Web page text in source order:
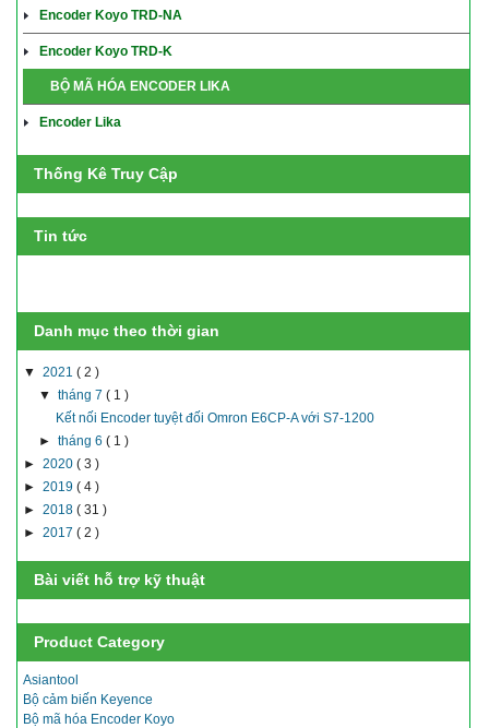
Encoder Koyo TRD-NA
Encoder Koyo TRD-K
BỘ MÃ HÓA ENCODER LIKA
Encoder Lika
Thống Kê Truy Cập
Tin tức
Danh mục theo thời gian
▼ 2021 ( 2 )
▼tháng 7( 1 )
Kết nối Encoder tuyệt đối Omron E6CP-A với S7-1200
►tháng 6( 1 )
► 2020 ( 3 )
► 2019 ( 4 )
► 2018 ( 31 )
► 2017 ( 2 )
Bài viết hỗ trợ kỹ thuật
Product Category
Asiantool
Bộ cảm biến Keyence
Bộ mã hóa Encoder Koyo